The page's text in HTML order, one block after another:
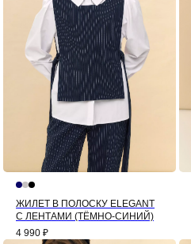
ЖИЛЕТ В ПОЛОСКУ ELEGANT
С ЛЕНТАМИ (ТЁМНО-СИНИЙ)
4 990 ₽